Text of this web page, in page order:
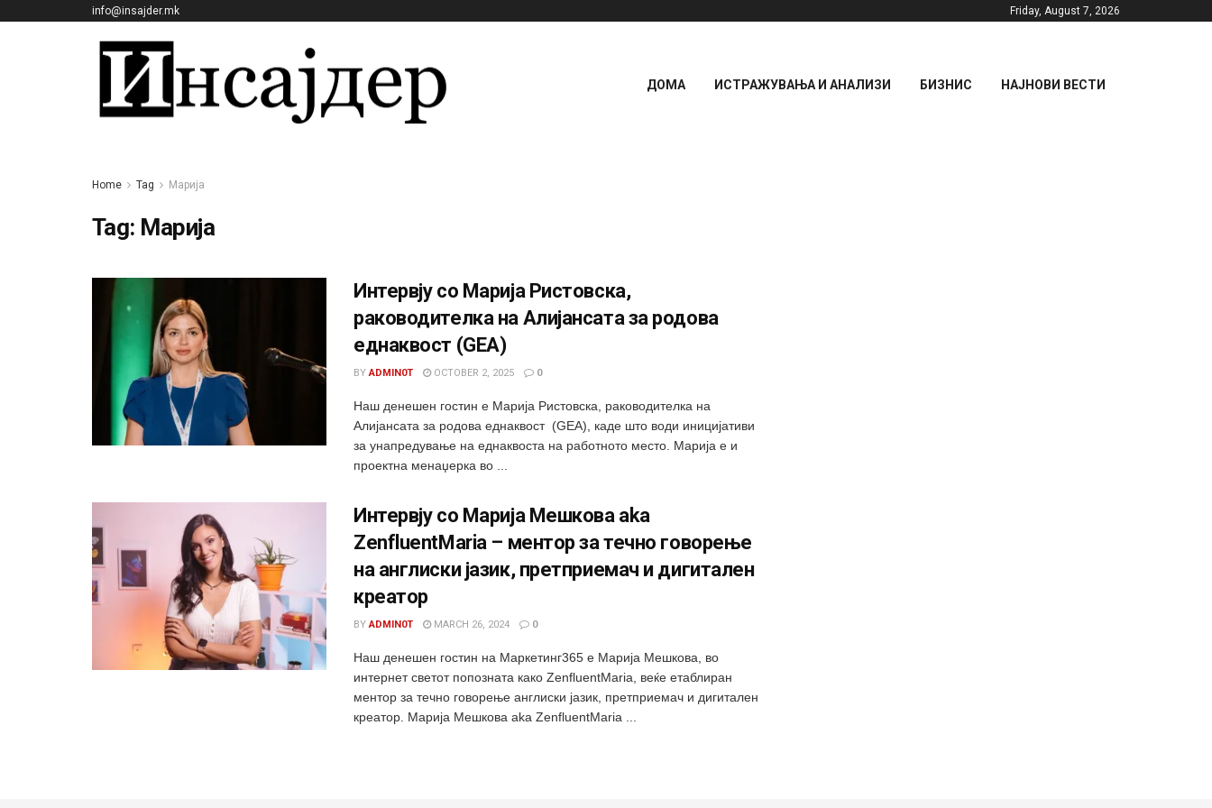
info@insajder.mk Friday, August 7, 2026
ДОМА ИСТРАЖУВАЊА И АНАЛИЗИ БИЗНИС НАЈНОВИ ВЕСТИ
Home Tag Марија
Tag: Марија
Интервју со Марија Ристовска,
раководителка на Алијансата за родова
еднаквост (GEA)
BY ADMIN0T OCTOBER 2, 2025 0
Наш денешен гостин е Марија Ристовска, раководителка на
Алијансата за родова еднаквост (GEA), каде што води иницијативи
за унапредување на еднаквоста на работното место. Марија е и
проектна менаџерка во ...
Интервју со Марија Мешкова aka
ZenfluentMaria – ментор за течно говорење
на англиски јазик, претприемач и дигитален
креатор
BY ADMIN0T MARCH 26, 2024 0
Наш денешен гостин на Маркетинг365 е Марија Мешкова, во
интернет светот попозната како ZenfluentMaria, веќе етаблиран
ментор за течно говорење англиски јазик, претприемач и дигитален
креатор. Марија Мешкова aka ZenfluentMaria ...